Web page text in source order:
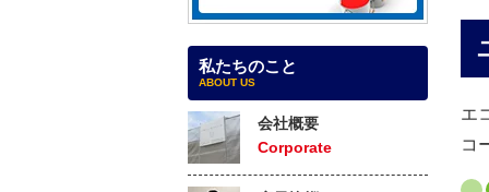
エ
コ
私たちのこと
ABOUT US
会社概要
Corporate